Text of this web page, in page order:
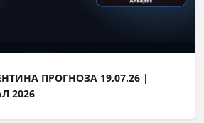
ПРОГНОЗА 19.07.26 |
2026